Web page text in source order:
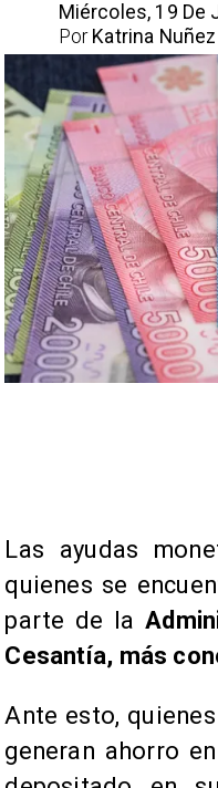
Miércoles, 19 De
Katrina
Por
Las ayudas
quienes se
parte de la
Cesantía, más
Ante esto,
generan ahorro